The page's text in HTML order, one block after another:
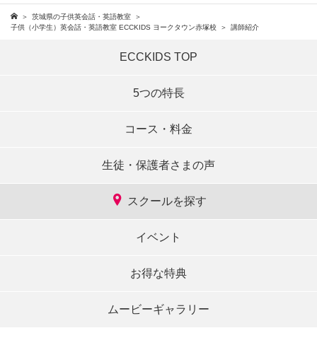
茨城県の子供英会話・英語教室
子供（小学生）英会話・英語教室 ECCKIDS ヨークタウン赤塚校
講師紹介
ECCKIDS TOP
5つの特長
コース・料金
生徒・保護者さまの声
スクールを探す
イベント
お得な特典
ムービーギャラリー